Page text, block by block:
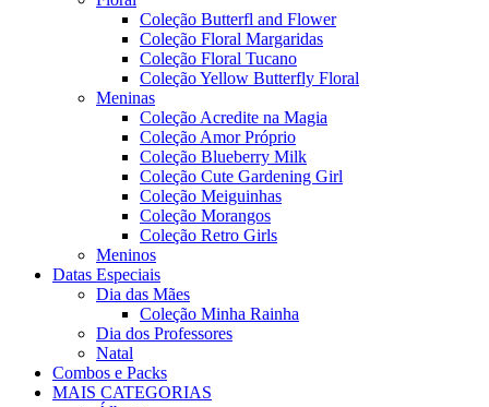
Coleção Butterfl and Flower
Coleção Floral Margaridas
Coleção Floral Tucano
Coleção Yellow Butterfly Floral
Meninas
Coleção Acredite na Magia
Coleção Amor Próprio
Coleção Blueberry Milk
Coleção Cute Gardening Girl
Coleção Meiguinhas
Coleção Morangos
Coleção Retro Girls
Meninos
Datas Especiais
Dia das Mães
Coleção Minha Rainha
Dia dos Professores
Natal
Combos e Packs
MAIS CATEGORIAS